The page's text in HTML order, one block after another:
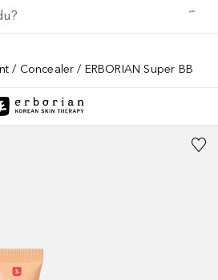
Concealer ERBORIAN Super BB